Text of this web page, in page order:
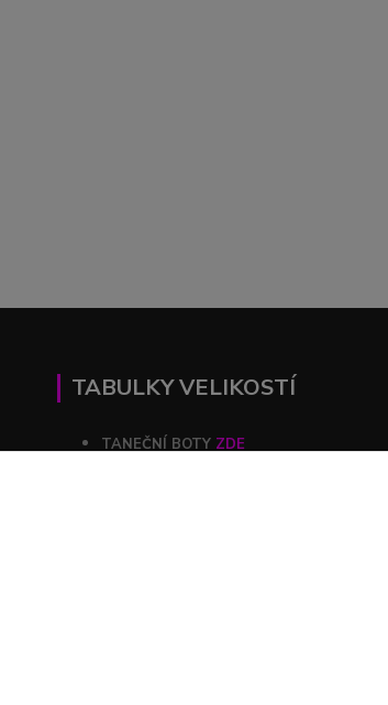
TABULKY VELIKOSTÍ
TANEČNÍ BOTY ZDE